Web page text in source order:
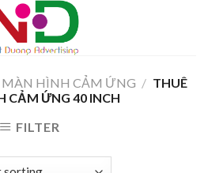
MÀN HÌNH CẢM ỨNG / THUÊ
CẢM ỨNG 40 INCH
FILTER